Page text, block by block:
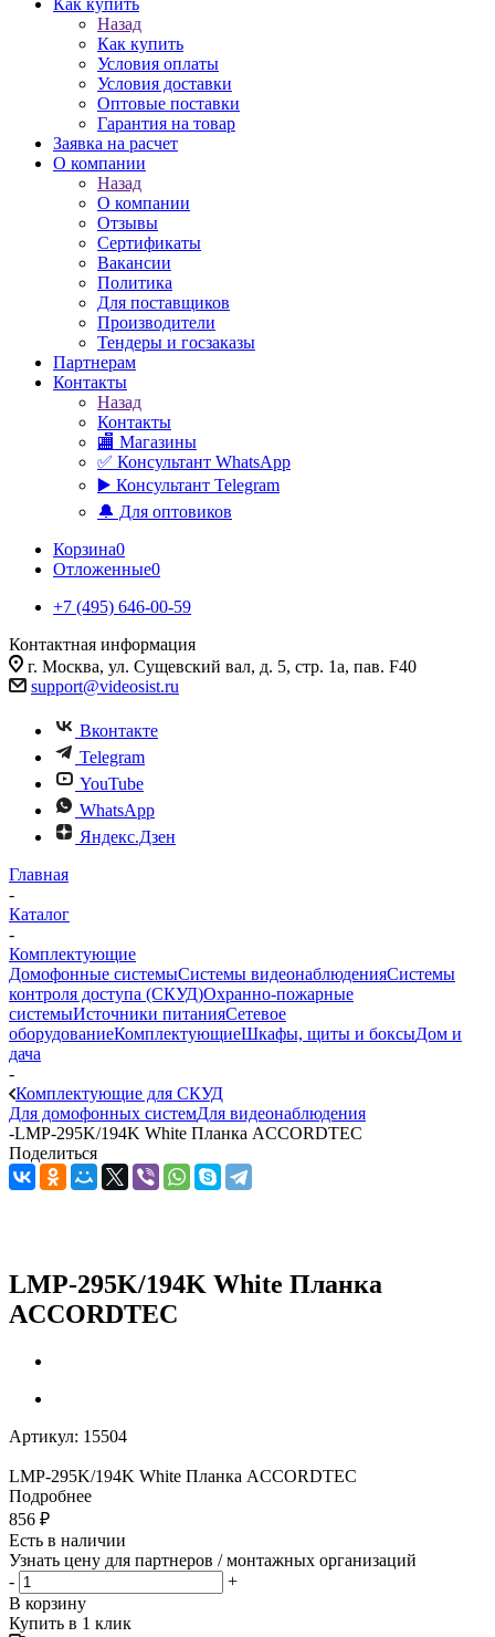
Как купить
Назад
Как купить
Условия оплаты
Условия доставки
Оптовые поставки
Гарантия на товар
Заявка на расчет
О компании
Назад
О компании
Отзывы
Сертификаты
Вакансии
Политика
Для поставщиков
Производители
Тендеры и госзаказы
Партнерам
Контакты
Назад
Контакты
🏬 Магазины
✅️ Консультант WhatsApp
▶️ Консультант Telegram
🔔 Для оптовиков
Корзина0
Отложенные0
+7 (495) 646-00-59
Контактная информация
г. Москва, ул. Сущевский вал, д. 5, стр. 1а, пав. F40
support@videosist.ru
Вконтакте
Telegram
YouTube
WhatsApp
Яндекс.Дзен
Главная
-
Каталог
-
Комплектующие
Домофонные системыСистемы видеонаблюденияСистемы
контроля доступа (СКУД)Охранно-пожарные
системыИсточники питанияСетевое
оборудованиеКомплектующиеШкафы, щиты и боксыДом и
дача
-
Комплектующие для СКУД
Для домофонных системДля видеонаблюдения
-LMP-295K/194K White Планка ACCORDTEC
Поделиться
LMP-295K/194K White Планка
ACCORDTEC
Артикул: 15504
LMP-295K/194K White Планка ACCORDTEC
Подробнее
856 ₽
Есть в наличии
Узнать цену для партнеров / монтажных организаций
-
+
В корзину
Купить в 1 клик